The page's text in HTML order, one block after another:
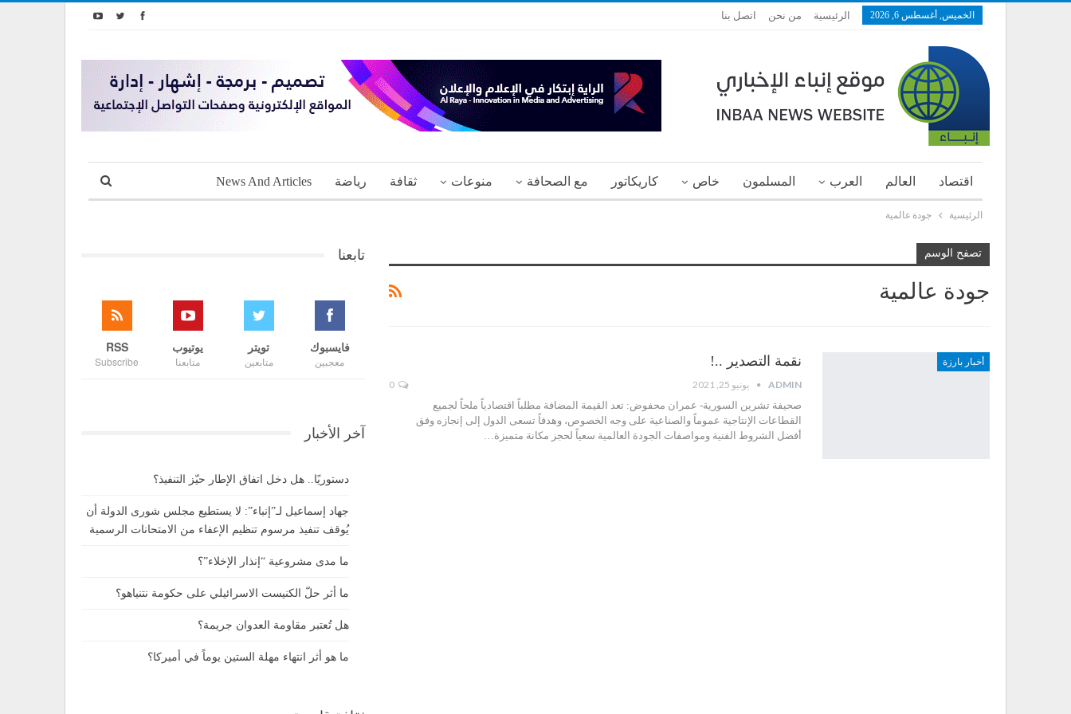
الخميس, أغسطس 6, 2026 الرئيسية من نحن اتصل بنا
اقتصاد العالم العرب المسلمون خاص كاريكاتور مع الصحافة منوعات ثقافة رياضة News And Articles
الرئيسية جودة عالمية
تصفح الوسم
جودة عالمية
أخبار بارزة نقمة التصدير ..!
ADMIN يونيو 25, 2021
صحيفة تشرين السورية- عمران محفوض: تعد القيمة المضافة مطلباً اقتصادياً ملحاً لجميع
القطاعات الإنتاجية عموماً والصناعية على وجه الخصوص، وهدفاً تسعى الدول إلى إنجازه وفق
أفضل الشروط الفنية ومواصفات الجودة العالمية سعياً لحجز مكانة متميزة…
تابعنا
فايسبوك
معجبين
تويتر
متابعين
يوتيوب
متابعنا
RSS
Subscribe
آخر الأخبار
دستوريًا.. هل دخل اتفاق الإطار حيّز التنفيذ؟
جهاد إسماعيل لـ”إنباء”: لا يستطيع مجلس شورى الدولة أن
يُوقف تنفيذ مرسوم تنظيم الإعفاء من الامتحانات الرسمية
ما مدى مشروعية “إنذار الإخلاء”؟
ما أثر حلّ الكنيست الاسرائيلي على حكومة نتنياهو؟
هل تُعتبر مقاومة العدوان جريمة؟
ما هو أثر انتهاء مهلة الستين يوماً في أميركا؟